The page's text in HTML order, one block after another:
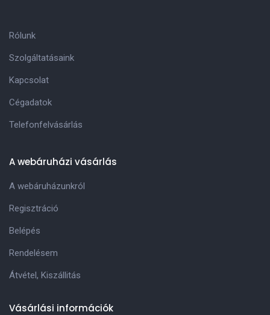
Rólunk
Szolgáltatásaink
Kapcsolat
Cégadatok
Telefonfelvásárlás
A webáruházi vásárlás
A webáruházunkról
Regisztráció
Belépés
Rendelésem
Átvétel, Kiszállitás
Vásárlási információk